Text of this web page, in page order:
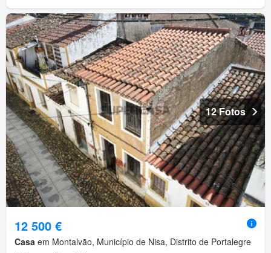
12 Fotos
12 500 €
Casa em Montalvão, Município de Nisa, Distrito de Portalegre